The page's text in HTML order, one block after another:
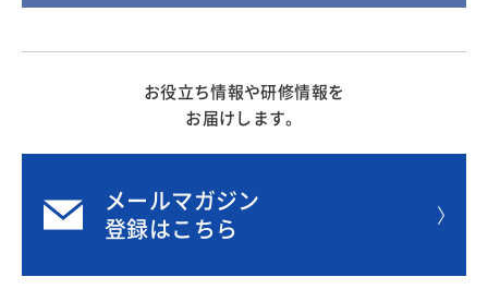
お役立ち情報や研修情報を
お届けします。
メールマガジン
登録はこちら